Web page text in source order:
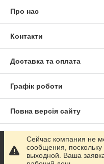
Про нас
Контакти
Доставка та оплата
Графік роботи
Повна версія сайту
Сайт створено на
Політика конфіденційності
Сейчас компания не
сообщения,
выходной. Ваша